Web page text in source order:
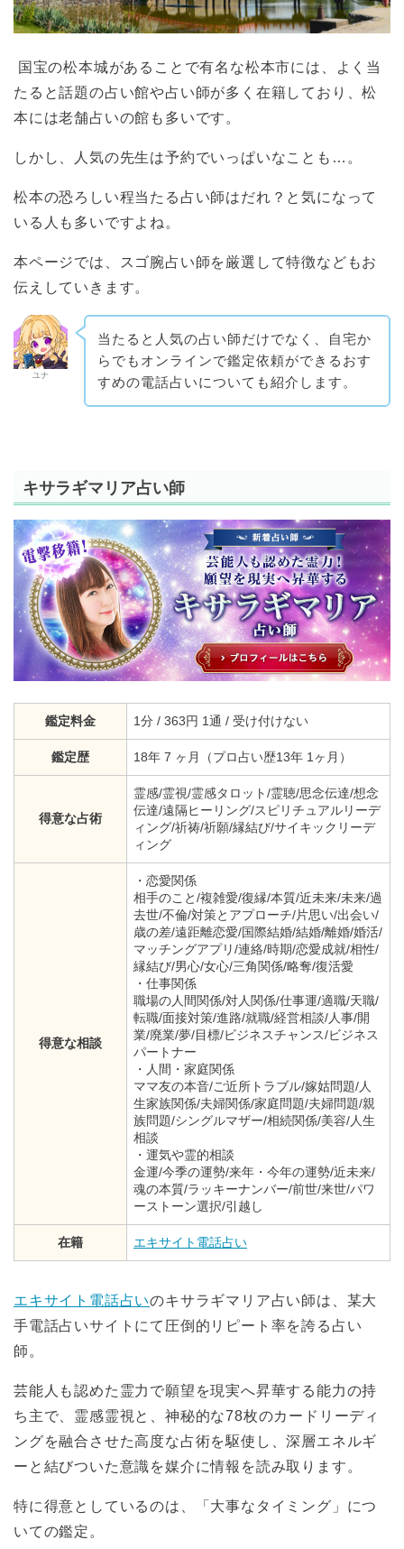
国宝の松本城があることで有名な松本市には、よく当
たると話題の占い館や占い師が多く在籍しており、松
本には老舗占いの館も多いです。
しかし、人気の先生は予約でいっぱいなことも…。
松本の恐ろしい程当たる占い師はだれ？と気になって
いる人も多いですよね。
本ページでは、スゴ腕占い師を厳選して特徴などもお
伝えしていきます。
ユナ
当たると人気の占い師だけでなく、自宅か
らでもオンラインで鑑定依頼ができるおす
すめの電話占いについても紹介します。
キサラギマリア占い師
鑑定料金 1分 / 363円 1通 / 受け付けない
鑑定歴 18年 7 ヶ月（プロ占い歴13年 1ヶ月）
得意な占術
霊感/霊視/霊感タロット/霊聴/思念伝達/想念
伝達/遠隔ヒーリング/スピリチュアルリーデ
ィング/祈祷/祈願/縁結び/サイキックリーデ
ィング
得意な相談
・恋愛関係
相手のこと/複雑愛/復縁/本質/近未来/未来/過
去世/不倫/対策とアプローチ/片思い/出会い/
歳の差/遠距離恋愛/国際結婚/結婚/離婚/婚活/
マッチングアプリ/連絡/時期/恋愛成就/相性/
縁結び/男心/女心/三角関係/略奪/復活愛
・仕事関係
職場の人間関係/対人関係/仕事運/適職/天職/
転職/面接対策/進路/就職/経営相談/人事/開
業/廃業/夢/目標/ビジネスチャンス/ビジネス
パートナー
・人間・家庭関係
ママ友の本音/ご近所トラブル/嫁姑問題/人
生家族関係/夫婦関係/家庭問題/夫婦問題/親
族問題/シングルマザー/相続関係/美容/人生
相談
・運気や霊的相談
金運/今季の運勢/来年・今年の運勢/近未来/
魂の本質/ラッキーナンバー/前世/来世/パワ
ーストーン選択/引越し
在籍 エキサイト電話占い
エキサイト電話占いのキサラギマリア占い師は、某大
手電話占いサイトにて圧倒的リピート率を誇る占い
師。
芸能人も認めた霊力で願望を現実へ昇華する能力の持
ち主で、霊感霊視と、神秘的な78枚のカードリーディ
ングを融合させた高度な占術を駆使し、深層エネルギ
ーと結びついた意識を媒介に情報を読み取ります。
特に得意としているのは、「大事なタイミング」につ
いての鑑定。